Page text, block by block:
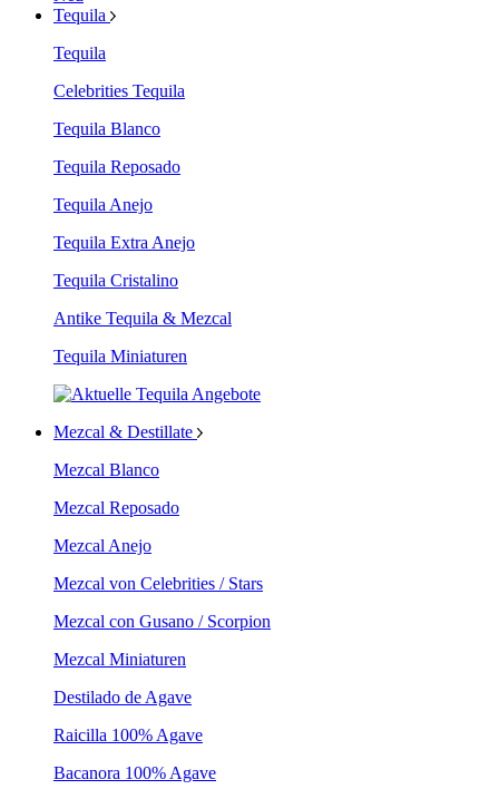
Tequila
Tequila
Celebrities Tequila
Tequila Blanco
Tequila Reposado
Tequila Anejo
Tequila Extra Anejo
Tequila Cristalino
Antike Tequila & Mezcal
Tequila Miniaturen
Mezcal & Destillate
Mezcal Blanco
Mezcal Reposado
Mezcal Anejo
Mezcal von Celebrities / Stars
Mezcal con Gusano / Scorpion
Mezcal Miniaturen
Destilado de Agave
Raicilla 100% Agave
Bacanora 100% Agave